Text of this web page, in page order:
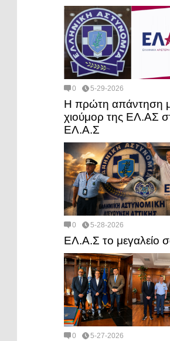
0 5-29-2026
Η πρώτη απάντηση
χιούμορ της ΕΛ.ΑΣ
ΕΛ.Α.Σ
0 5-28-2026
ΕΛ.Α.Σ το μεγαλείο
0 5-27-2026